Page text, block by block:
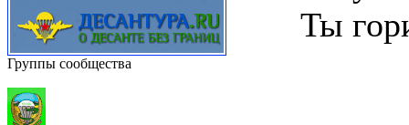
Группы сообщества
Ты